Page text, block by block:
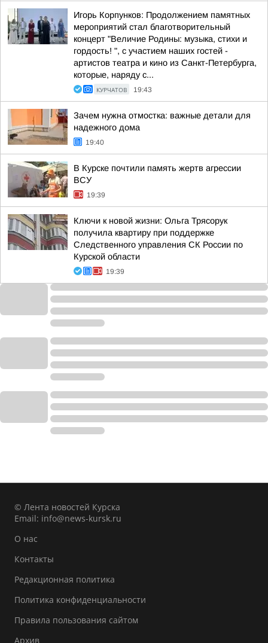
Игорь Корпунков: Продолжением памятных
мероприятий стал благотворительный
концерт "Величие Родины: музыка, стихи и
гордость! ", с участием наших гостей -
артистов театра и кино из Санкт-Петербурга,
которые, наряду с...
КУРЧАТОВ 19:43
Зачем нужна отмостка: важные детали для
надежного дома
19:40
В Курске почтили память жертв агрессии
ВСУ
19:39
Ключи к новой жизни: Ольга Трясорук
получила квартиру при поддержке
Следственного управления СК России по
Курской области
19:39
© Лента новостей Курска
Email: info@news-kursk.ru
О нас
Контакты
Редакционная политика
Политика конфиденциальности
Правила пользования сайтом
Архив